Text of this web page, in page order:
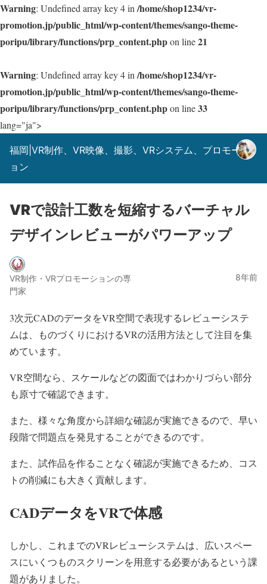
Warning: Undefined array key 4 in /home/shop1234/vr-
promotion.jp/public_html/wp-content/themes/sango-theme-
poripu/library/functions/prp_content.phpon line21
Warning: Undefined array key 4 in /home/shop1234/vr-
promotion.jp/public_html/wp-content/themes/sango-theme-
poripu/library/functions/prp_content.phpon line33
lang="ja">
福岡|VR制作、VR映像、撮影、VRシステム、プロモーシ
ョン
VRで設計工数を短縮するバーチャル
デザインレビューがパワーアップ
VR制作・VRプロモーションの専
門家
8年前
3次元CADのデータをVR空間で表現するレビューシステ
ムは、ものづくりにおけるVRの活用方法として注目を集
めています。
VR空間なら、スケールなどの図面ではわかりづらい部分
も原寸で確認できます。
また、様々な角度から詳細な確認が実施できるので、早い
段階で問題点を発見することができるのです。
また、試作品を作ることなく確認が実施できるため、コス
トの削減にも大きく貢献します。
CADデータをVRで体感
しかし、これまでのVRレビューシステムは、広いスペー
スにいくつものスクリーンを用意する必要があるという課
題がありました。